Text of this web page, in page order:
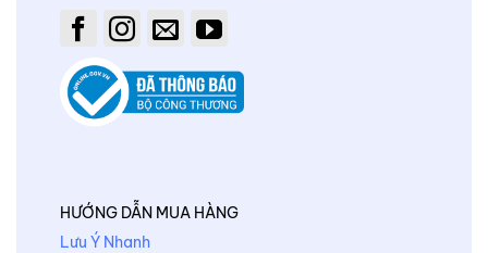
HƯỚNG DẪN MUA HÀNG
Lưu Ý Nhanh